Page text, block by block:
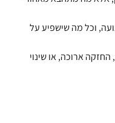
וכל מה שישפיע על
ארוכה, או שינוי